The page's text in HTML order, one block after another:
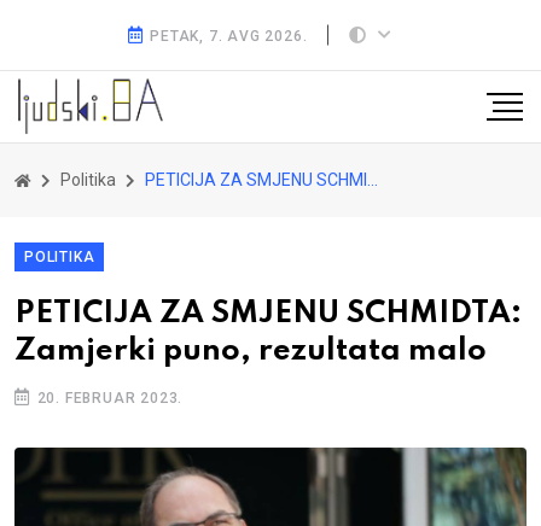
PETAK, 7. AVG 2026.
Politika PETICIJA ZA SMJENU SCHMIDTA: Zamjerki puno, rezultata malo
POLITIKA
PETICIJA ZA SMJENU SCHMIDTA:
Zamjerki puno, rezultata malo
20. FEBRUAR 2023.